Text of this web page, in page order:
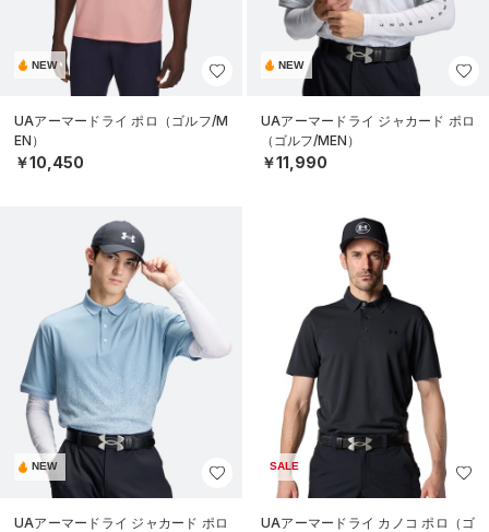
NEW
UAアーマードライ ポロ（ゴルフ/M
EN）
￥10,450
NEW
UAアーマードライ ジャカード ポロ
（ゴルフ/MEN）
￥11,990
NEW
UAアーマードライ ジャカード ポロ
SALE
UAアーマードライ カノコ ポロ（ゴ